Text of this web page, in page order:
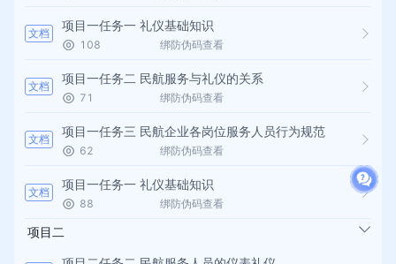
文档
项目一任务一 礼仪基础知识
108 绑防伪码查看
文档
项目一任务二 民航服务与礼仪的关系
71 绑防伪码查看
文档
项目一任务三 民航企业各岗位服务人员行为规范
62 绑防伪码查看
文档
项目一任务一 礼仪基础知识
88 绑防伪码查看
项目二